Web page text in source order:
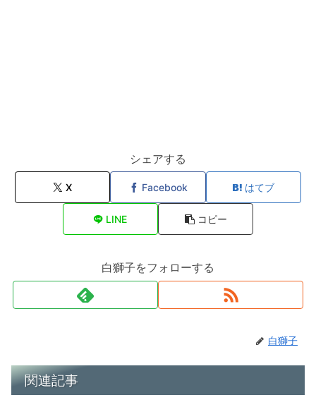
シェアする
X Facebook はてブ
LINE コピー
白獅子をフォローする
白獅子
関連記事